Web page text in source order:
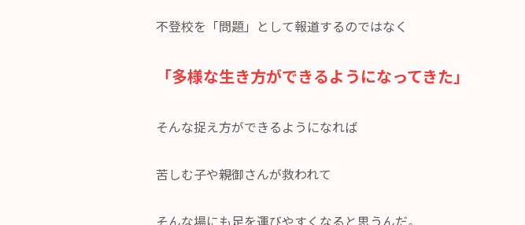
不登校を「問題」として報道するのではなく
「多様な生き方ができるようになってきた」
そんな捉え方ができるようになれば
苦しむ子や親御さんが救われて
そんな場にも足を運びやすくなると思うんだ。